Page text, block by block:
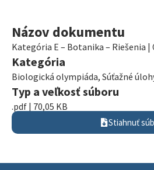
Názov dokumentu
Kategória E – Botanika – Riešenia
Kategória
Biologická olympiáda, Súťažné
Typ a veľkosť súboru
.pdf | 70,05 KB
Stiahnuť